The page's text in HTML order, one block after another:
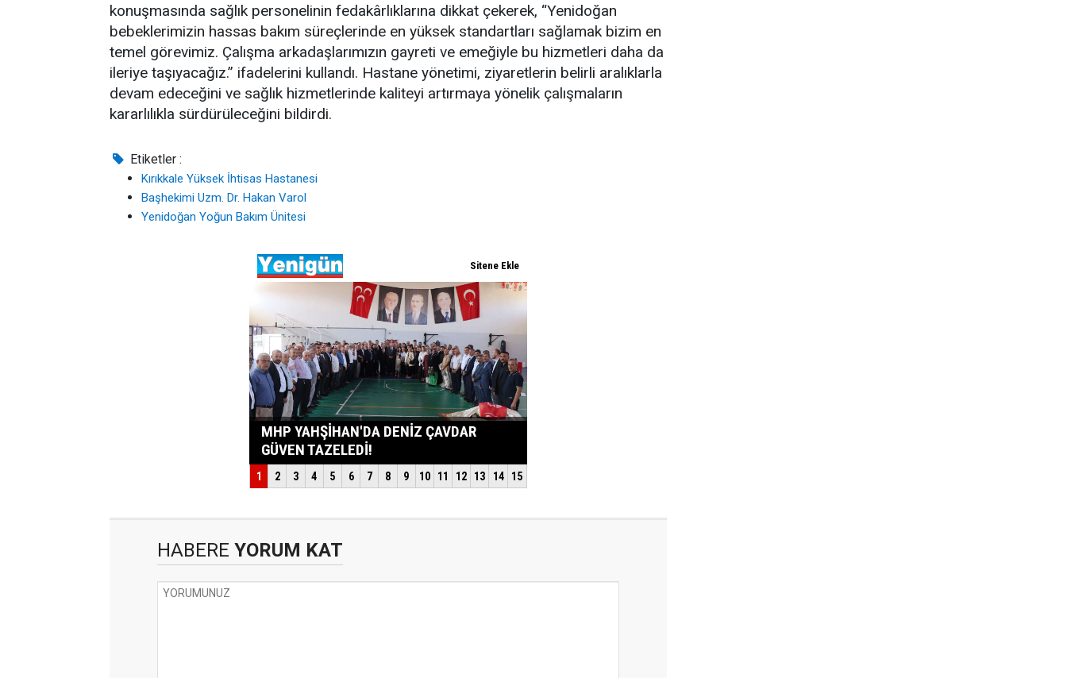
konuşmasında sağlık personelinin fedakârlıklarına dikkat çekerek, “Yenidoğan
bebeklerimizin hassas bakım süreçlerinde en yüksek standartları sağlamak bizim en
temel görevimiz. Çalışma arkadaşlarımızın gayreti ve emeğiyle bu hizmetleri daha da
ileriye taşıyacağız.” ifadelerini kullandı. Hastane yönetimi, ziyaretlerin belirli aralıklarla
devam edeceğini ve sağlık hizmetlerinde kaliteyi artırmaya yönelik çalışmaların
kararlılıkla sürdürüleceğini bildirdi.
Etiketler :
Kırıkkale Yüksek İhtisas Hastanesi
Başhekimi Uzm. Dr. Hakan Varol
Yenidoğan Yoğun Bakım Ünitesi
HABERE YORUM KAT